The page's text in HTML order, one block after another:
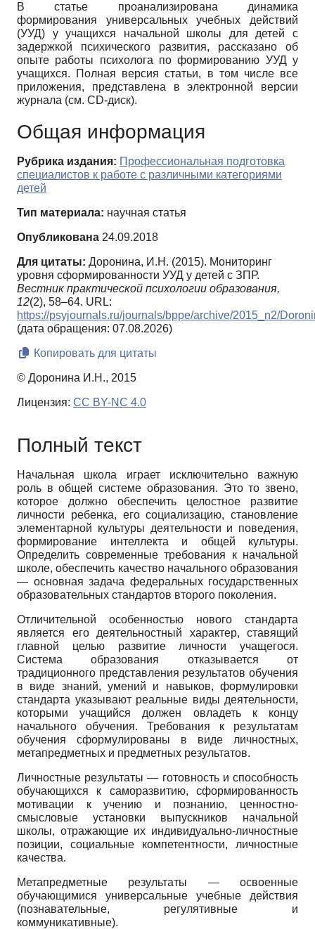
В статье проанализирована динамика
формирования универсальных учебных действий
(УУД) у учащихся начальной школы для детей с
задержкой психического развития, рассказано об
опыте работы психолога по формированию УУД у
учащихся. Полная версия статьи, в том числе все
приложения, представлена в электронной версии
журнала (см. CD-диск).
Общая информация
Рубрика издания: Профессиональная подготовка
специалистов к работе с различными категориями
детей
Тип материала: научная статья
Опубликована 24.09.2018
Для цитаты: Доронина, И.Н. (2015). Мониторинг
уровня сформированности УУД у детей с ЗПР.
Вестник практической психологии образования,
12(2), 58–64. URL:
https://psyjournals.ru/journals/bppe/archive/2015_n2/
(дата обращения: 07.08.2026)
Копировать для цитаты
© Доронина И.Н., 2015
Лицензия: CC BY-NC 4.0
Полный текст
Начальная школа играет исключительно важную
роль в общей системе образования. Это то звено,
которое должно обеспечить целостное развитие
личности ребенка, его социализацию, становление
элементарной культуры деятельности и поведения,
формирование интеллекта и общей культуры.
Определить современные требования к начальной
школе, обеспечить качество начального образования
— основная задача федеральных государственных
образовательных стандартов второго поколения.
Отличительной особенностью нового стандарта
является его деятельностный характер, ставящий
главной целью развитие личности учащегося.
Система образования отказывается от
традиционного представления результатов обучения
в виде знаний, умений и навыков, формулировки
стандарта указывают реальные виды деятельности,
которыми учащийся должен овладеть к концу
начального обучения. Требования к результатам
обучения сформулированы в виде личностных,
метапредметных и предметных результатов.
Личностные результаты — готовность и способность
обучающихся к саморазвитию, сформированность
мотивации к учению и познанию, ценностно-
смысловые установки выпускников начальной
школы, отражающие их индивидуально-личностные
позиции, социальные компетентности, личностные
качества.
Метапредметные результаты — освоенные
обучающимися универсальные учебные действия
(познавательные, регулятивные и
коммуникативные).